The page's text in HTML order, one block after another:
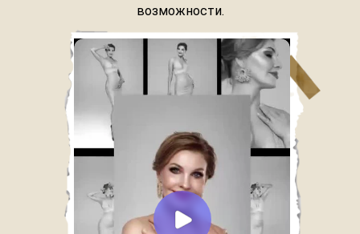
возможности.